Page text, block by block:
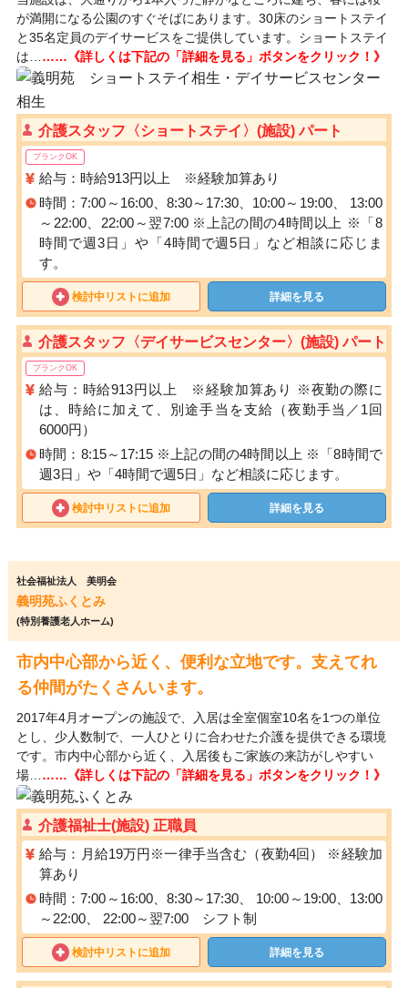
が満開になる公園のすぐそばにあります。30床のショートステイ
と35名定員のデイサービスをご提供しています。ショートステイ
は… ……《詳しくは下記の「詳細を見る」ボタンをクリック！》
介護スタッフ〈ショートステイ〉(施設) パート
ブランクOK
給与：時給913円以上 ※経験加算あり
時間：7:00～16:00、8:30～17:30、10:00～19:00、 13:00
～22:00、22:00～翌7:00 ※上記の間の4時間以上 ※「8
時間で週3日」や「4時間で週5日」など相談に応じま
す。
検討中リストに追加 詳細を見る
介護スタッフ〈デイサービスセンター〉(施設) パート
ブランクOK
給与：時給913円以上 ※経験加算あり ※夜勤の際に
は、時給に加えて、別途手当を支給（夜勤手当／1回
6000円）
時間：8:15～17:15 ※上記の間の4時間以上 ※「8時間で
週3日」や「4時間で週5日」など相談に応じます。
検討中リストに追加 詳細を見る
社会福祉法人 美明会
義明苑ふくとみ
(特別養護老人ホーム)
市内中心部から近く、便利な立地です。支えてれ
る仲間がたくさんいます。
2017年4月オープンの施設で、入居は全室個室10名を1つの単位
とし、少人数制で、一人ひとりに合わせた介護を提供できる環境
です。市内中心部から近く、入居後もご家族の来訪がしやすい
場… ……《詳しくは下記の「詳細を見る」ボタンをクリック！》
介護福祉士(施設) 正職員
給与：月給19万円※一律手当含む（夜勤4回） ※経験加
算あり
時間：7:00～16:00、8:30～17:30、 10:00～19:00、13:00
～22:00、 22:00～翌7:00 シフト制
検討中リストに追加 詳細を見る